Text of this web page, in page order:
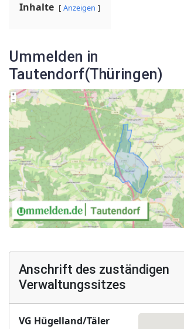
Inhalte Anzeigen
Ummelden in
Tautendorf(Thüringen)
Anschrift des zuständigen
Verwaltungssitzes
VG Hügelland/Täler